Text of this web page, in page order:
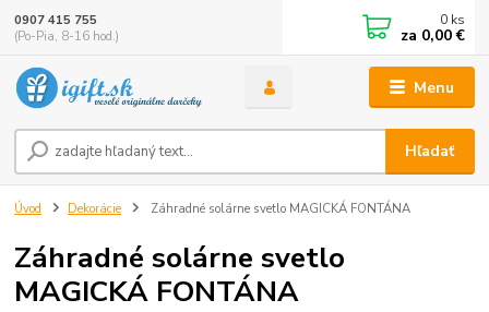
Menu
Hľadať
0907 415 755
(Po-Pia, 8-16 hod.)
0 ks
za 0,00 €
Úvod Dekorácie Záhradné solárne svetlo MAGICKÁ FONTÁNA
Záhradné solárne svetlo
MAGICKÁ FONTÁNA